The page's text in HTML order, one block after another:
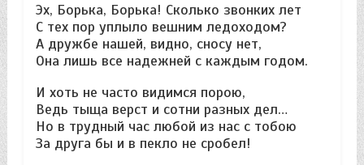
Эх, Борька, Борька! Сколько звонких лет
С тех пор уплыло вешним ледоходом?
А дружбе нашей, видно, сносу нет,
Она лишь все надежней с каждым годом.
И хоть не часто видимся порою,
Ведь тыща верст и сотни разных дел…
Но в трудный час любой из нас с тобою
За друга бы и в пекло не сробел!